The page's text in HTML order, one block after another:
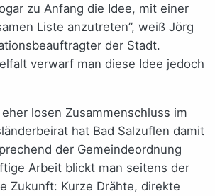
zu Anfang die Idee, mit einer
Liste anzutreten”, weiß Jörg
der Stadt.
verwarf man diese Idee jedoch
losen Zusammenschluss im
hat Bad Salzuflen damit
der Gemeindeordnung
Arbeit blickt man seitens der
Zukunft: Kurze Drähte, direkte